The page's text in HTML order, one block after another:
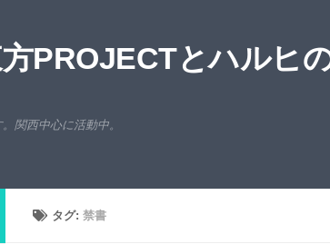
PROJECTとハルヒ
関西中心に活動中。
タグ: 禁書